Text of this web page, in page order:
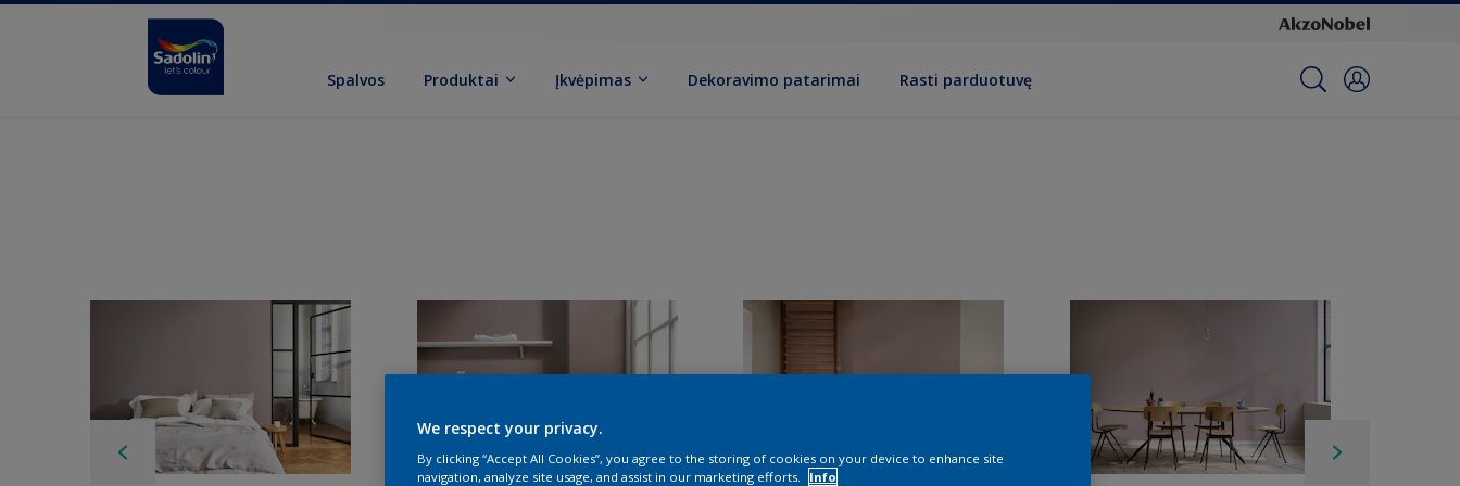
Spalvos Produktai Įkvėpimas Dekoravimo patarimai Rasti parduotuvę
We respect your privacy.
By clicking “Accept All Cookies”, you agree to the storing of cookies on your device to enhance site
navigation, analyze site usage, and assist in our marketing efforts.
Info